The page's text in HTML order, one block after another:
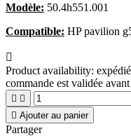
Modèle: 50.4h551.001
Compatible: HP pavilion

Product availability:
commande est validée
 
 Ajouter au panier
Partager